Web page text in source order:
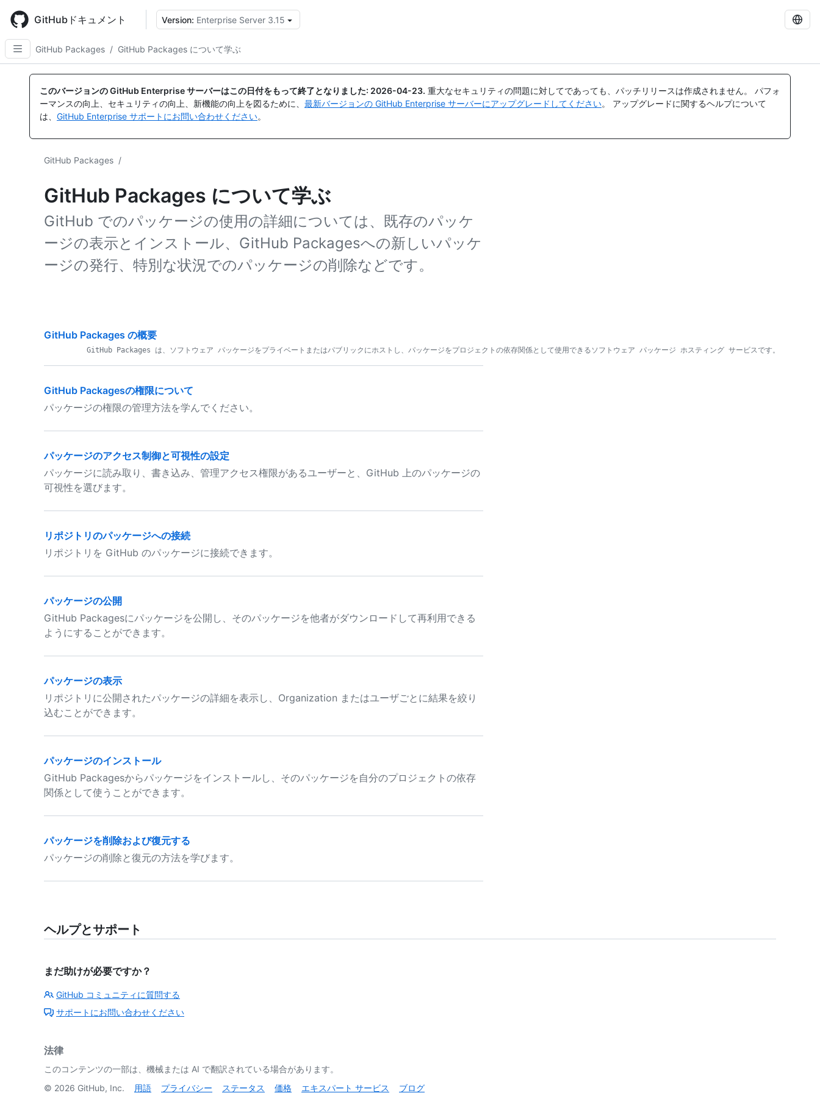
main
content
GitHubドキュメント Version: Enterprise Server 3.15
GitHub Packages / GitHub Packages について学ぶ
このバージョンの GitHub Enterprise サーバーはこの日付をもって終了となりました: 2026-04-23. 重大なセキュリティの問題に対してであっても、パッチリリースは作成されません。 パフォ
ーマンスの向上、セキュリティの向上、新機能の向上を図るために、 最新バージョンの GitHub Enterprise サーバーにアップグレードしてください。 アップグレードに関するヘルプについて
は、 GitHub Enterprise サポートにお問い合わせください。
GitHub Packages /
GitHub Packages について学ぶ
GitHub でのパッケージの使用の詳細については、既存のパッケ
ージの表示とインストール、GitHub Packagesへの新しいパッケ
ージの発行、特別な状況でのパッケージの削除などです。
GitHub Packages の概要
GitHub Packagesの権限について
パッケージの権限の管理方法を学んでください。
パッケージのアクセス制御と可視性の設定
パッケージに読み取り、書き込み、管理アクセス権限があるユーザーと、GitHub 上のパッケージの
可視性を選びます。
リポジトリのパッケージへの接続
リポジトリを GitHub のパッケージに接続できます。
パッケージの公開
GitHub Packagesにパッケージを公開し、そのパッケージを他者がダウンロードして再利用できる
ようにすることができます。
パッケージの表示
リポジトリに公開されたパッケージの詳細を表示し、Organization またはユーザごとに結果を絞り
込むことができます。
パッケージのインストール
GitHub Packagesからパッケージをインストールし、そのパッケージを自分のプロジェクトの依存
関係として使うことができます。
パッケージを削除および復元する
パッケージの削除と復元の方法を学びます。
ヘルプとサポート
まだ助けが必要ですか？
GitHub コミュニティに質問する
サポートにお問い合わせください
法律
このコンテンツの一部は、機械または AI で翻訳されている場合があります。
© 2026 GitHub, Inc. 用語 プライバシー ステータス 価格 エキスパート サービス ブログ